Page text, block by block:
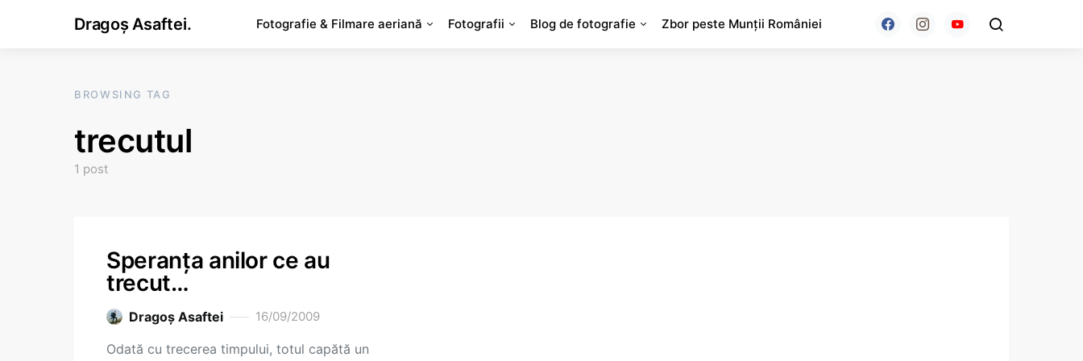
Dragoș Asaftei. Fotografie & Filmare aeriană Fotografii Blog de fotografie Zbor peste Munții României
BROWSING TAG
trecutul
1 post
Speranţa anilor ce au
trecut…
Dragoş Asaftei 16/09/2009
Odată cu trecerea timpului, totul capătă un